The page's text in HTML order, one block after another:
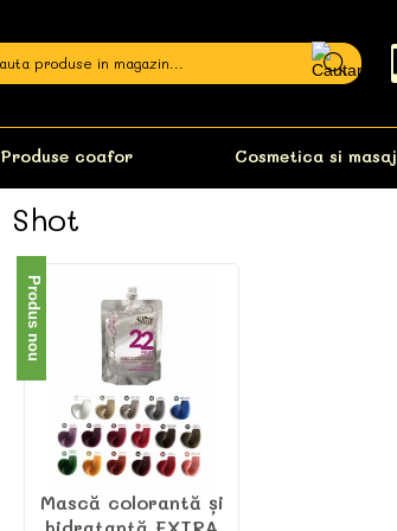
Produse coafor Cosmetica si masaj
Shot
Produs nou
Mască colorantă și